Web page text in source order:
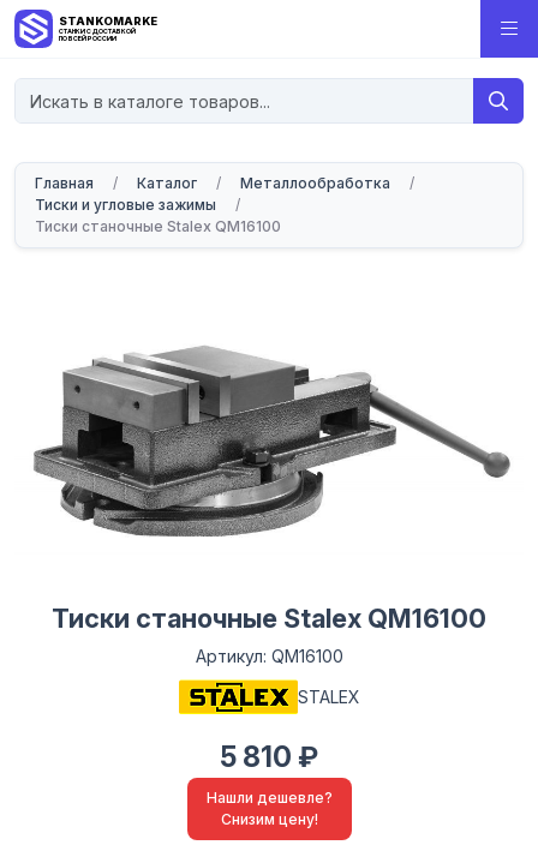
STANKOMARKET
СТАНКИ С ДОСТАВКОЙ
ПО ВСЕЙ РОССИИ
Главная / Каталог / Металлообработка
/
Тиски и угловые зажимы
/
Тиски станочные Stalex QM16100
Тиски станочные Stalex QM16100
Артикул: QM16100
STALEX
5 810 ₽
Нашли дешевле?
Снизим цену!